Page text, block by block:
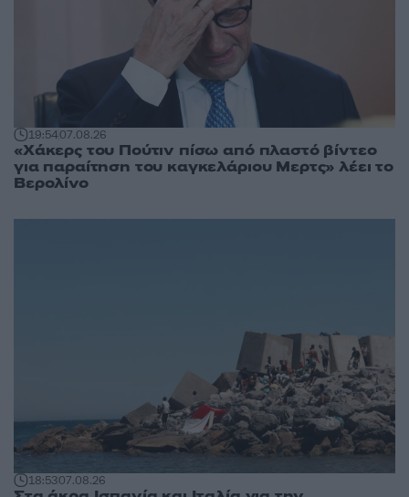
19:5407.08.26
«Χάκερς του Πούτιν πίσω από πλαστό βίντεο
για παραίτηση του καγκελάριου Μερτς» λέει το
Βερολίνο
18:5307.08.26